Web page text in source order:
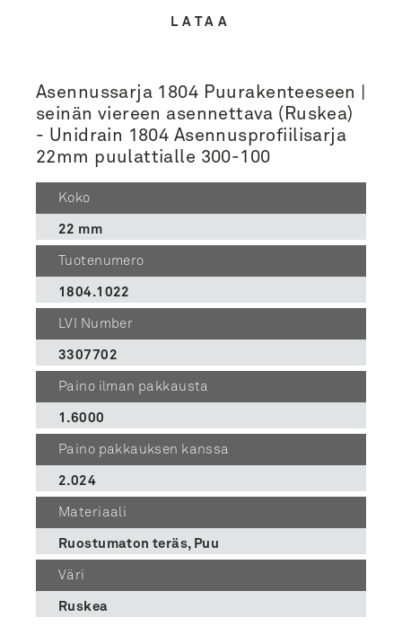
LATAA
Asennussarja 1804 Puurakenteeseen |
seinän viereen asennettava (Ruskea)
- Unidrain 1804 Asennusprofiilisarja
22mm puulattialle 300-100
Koko
22 mm
Tuotenumero
1804.1022
LVI Number
3307702
Paino ilman pakkausta
1.6000
Paino pakkauksen kanssa
2.024
Materiaali
Ruostumaton teräs, Puu
Väri
Ruskea